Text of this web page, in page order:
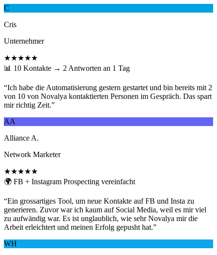
C
Cris
Unternehmer
★★★★★
📊 10 Kontakte → 2 Antworten an 1 Tag
“Ich habe die Automatisierung gestern gestartet und bin bereits mit 2
von 10 von Novalya kontaktierten Personen im Gespräch. Das spart
mir richtig Zeit.”
AA
Alliance A.
Network Marketer
★★★★★
🌍 FB + Instagram Prospecting vereinfacht
“Ein grossartiges Tool, um neue Kontakte auf FB und Insta zu
generieren. Zuvor war ich kaum auf Social Media, weil es mir viel
zu aufwändig war. Es ist unglaublich, wie sehr Novalya mir die
Arbeit erleichtert und meinen Erfolg gepusht hat.”
WH